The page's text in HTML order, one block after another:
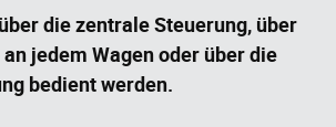
die zentrale Steuerung, über
jedem Wagen oder über die
bedient werden.